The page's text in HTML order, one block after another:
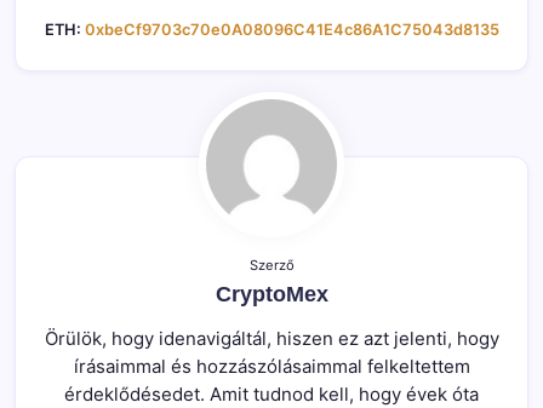
ETH: 0xbeCf9703c70e0A08096C41E4c86A1C75043d8135
Szerző
CryptoMex
Örülök, hogy idenavigáltál, hiszen ez azt jelenti, hogy
írásaimmal és hozzászólásaimmal felkeltettem
érdeklődésedet. Amit tudnod kell, hogy évek óta